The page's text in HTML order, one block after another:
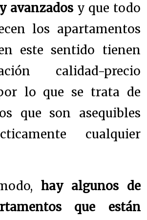
avanzados y que todo
los apartamentos
este sentido tienen
calidad-precio
lo que se trata de
que son asequibles
cualquier
hay algunos de
que están